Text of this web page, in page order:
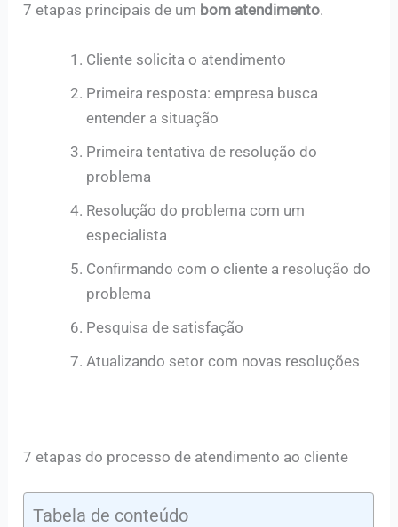
7 etapas principais de um bom atendimento.
Cliente solicita o atendimento
Primeira resposta: empresa busca
entender a situação
Primeira tentativa de resolução do
problema
Resolução do problema com um
especialista
Confirmando com o cliente a resolução do
problema
Pesquisa de satisfação
Atualizando setor com novas resoluções
7 etapas do processo de atendimento ao cliente
Tabela de conteúdo